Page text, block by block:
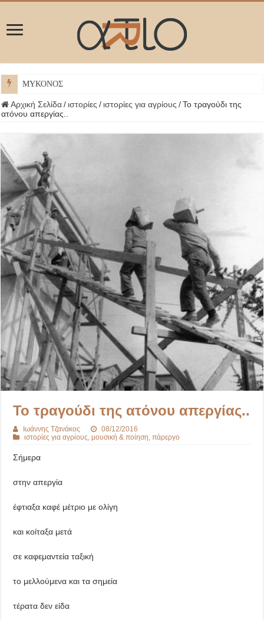
ΜΥΚΟΝΟΣ
Αρχική Σελίδα / ιστορίες / ιστορίες για αγρίους / Το τραγούδι της
ατόνου απεργίας..
Το τραγούδι της ατόνου απεργίας..
Ιωάννης Τζανάκος
08/12/2016
ιστορίες για αγρίους ,μουσική & ποίηση ,πάρεργο
Σήμερα
στην απεργία
έφτιαξα καφέ μέτριο με ολίγη
και κοίταξα μετά
σε καφεμαντεία ταξική
το μελλούμενα και τα σημεία
τέρατα δεν είδα